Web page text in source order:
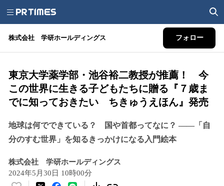
株式会社 学研ホールディングス フォロー
東京大学薬学部・池谷裕二教授が推薦！ 今
この世界に生きる子どもたちに贈る『７歳ま
でに知っておきたい ちきゅうえほん』発売
地球は何でできている？ 国や首都ってなに？ ――「自
分のすむ世界」を知るきっかけになる入門絵本
株式会社 学研ホールディングス
2024年5月30日 10時00分